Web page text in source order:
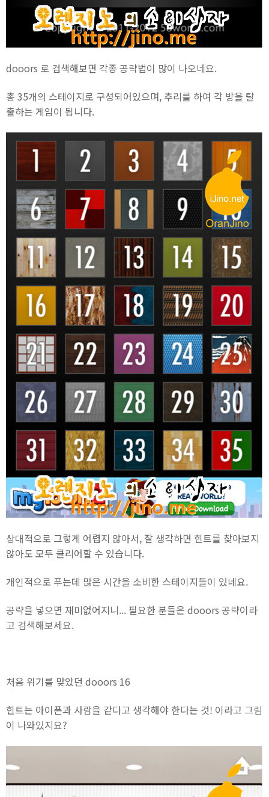
dooors 로 검색해보면 각종 공략법이 많이 나오네요.
총 35개의 스테이지로 구성되어있으며, 추리를 하여 각 방을 탈
출하는 게임이 됩니다.
상대적으로 그렇게 어렵지 않아서, 잘 생각하면 힌트를 찾아보지
않아도 모두 클리어할 수 있습니다.
개인적으로 푸는데 많은 시간을 소비한 스테이지들이 있네요.
공략을 넣으면 재미없어지니... 필요한 분들은 dooors 공략이라
고 검색해보세요.
처음 위기를 맞았던 dooors 16
힌트는 아이폰과 사람을 같다고 생각해야 한다는 것! 이라고 그림
이 나와있지요?